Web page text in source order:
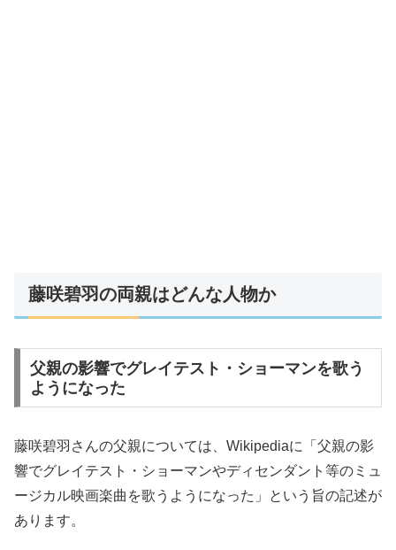
藤咲碧羽の両親はどんな人物か
父親の影響でグレイテスト・ショーマンを歌う
ようになった
藤咲碧羽さんの父親については、Wikipediaに「父親の影
響でグレイテスト・ショーマンやディセンダント等のミュ
ージカル映画楽曲を歌うようになった」という旨の記述が
あります。